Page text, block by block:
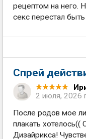
рецептом на него.
секс перестал
Спрей
2 июля, 2026
После родов мое
плакать хотелось((
Дизайрикса!